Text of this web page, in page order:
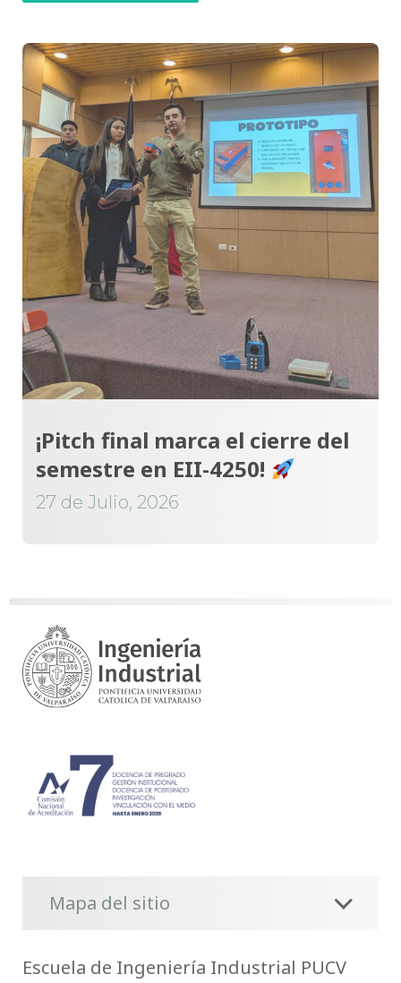
¡Pitch final marca el cierre del
semestre en EII-4250!
27 de Julio, 2026
Mapa del sitio
Escuela de Ingeniería Industrial PUCV